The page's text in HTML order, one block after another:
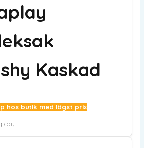
Kaskad
hos butik med lägst pris